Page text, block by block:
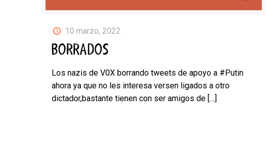
10 marzo, 2022
BORRADOS
Los nazis de V0X borrando tweets de apoyo a #Putin
ahora ya que no les interesa versen ligados a otro
dictador,bastante tienen con ser amigos de[…]